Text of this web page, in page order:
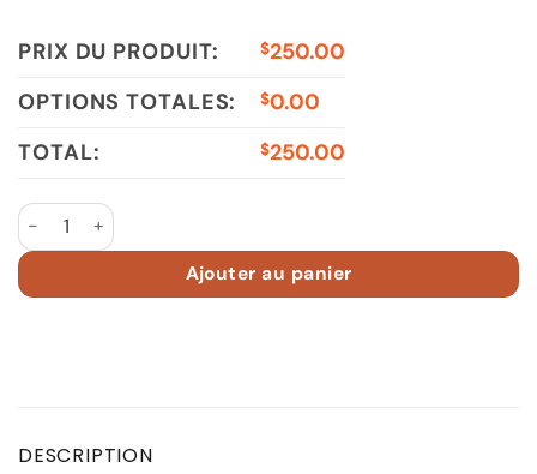
PRIX DU PRODUIT: $250.00
OPTIONS TOTALES:
$0.00
TOTAL:
$250.00
quantité de Google Ads Account 2018 ES Spent €16300
Ajouter au panier
DESCRIPTION